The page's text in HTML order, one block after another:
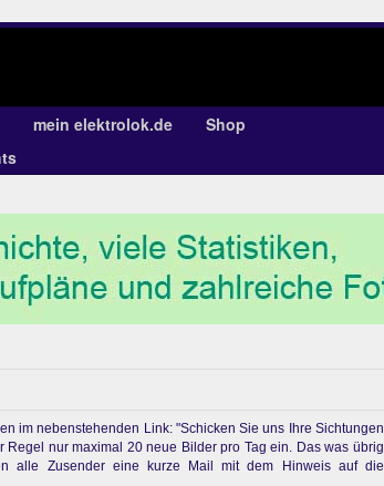
mein elektrolok.de
Shop
im nebenstehenden Link: "Schicken Sie uns Ihre Sichtungen
nur maximal 20 neue Bilder pro Tag ein. Das was übrig
alle Zusender eine kurze Mail mit dem Hinweis auf die